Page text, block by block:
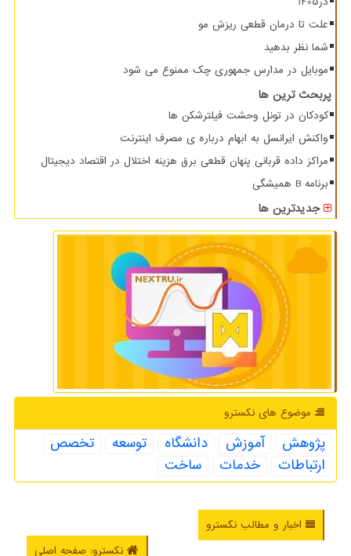
علت تا درمان قطعی ریزش مو
شما نظر بدهید
موبایل در مدارس جمهوری چک ممنوع می شود
پربحث ترین ها
کودکان در تونل وحشت فیلترشکن ها
واکنش ایرانسل به ابهام درباره ی مصرف اینترنت
مراکز داده قربانی پنهان قطعی برق هزینه اختلال در اقتصاد دیجیتال
برنامه B همیشگی
جدیدترین ها
موضوع های نكسترو
پژوهش آموزش دانشگاه توسعه
تخصص
ارتباطات
خدمات ساخت
اخبار و مطالب نکسترو
نکسترو: صفحه اصلی